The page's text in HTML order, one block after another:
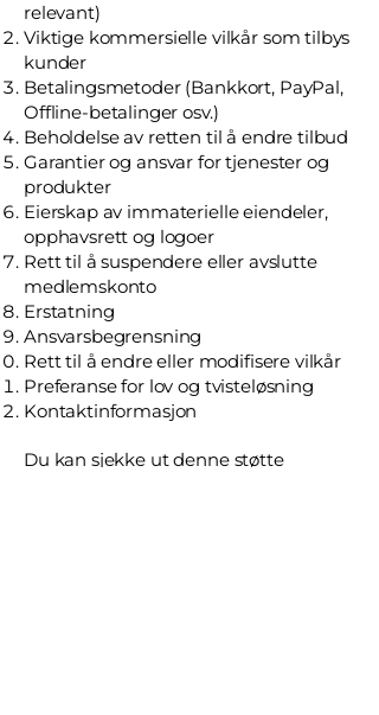
relevant)
Viktige kommersielle vilkår som tilbys
kunder
Betalingsmetoder (Bankkort, PayPal,
Offline-betalinger osv.)
Beholdelse av retten til å endre tilbud
Garantier og ansvar for tjenester og
produkter
Eierskap av immaterielle eiendeler,
opphavsrett og logoer
Rett til å suspendere eller avslutte
medlemskonto
Erstatning
Ansvarsbegrensning
Rett til å endre eller modifisere vilkår
Preferanse for lov og tvisteløsning
Kontaktinformasjon
Du kan sjekke ut dennestøtte